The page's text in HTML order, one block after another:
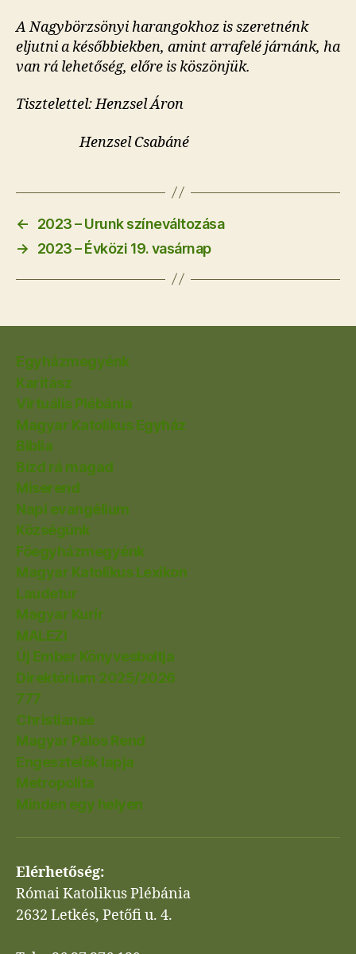
A Nagybörzsönyi harangokhoz is szeretnénk
eljutni a későbbiekben, amint arrafelé járnánk, ha
van rá lehetőség, előre is köszönjük.
Tisztelettel: Henzsel Áron
Henzsel Csabáné
←
2023 – Urunk színeváltozása
→
2023 – Évközi 19. vasárnap
Egyházmegyénk
Karitász
Virtuális Plébánia
Magyar Katolikus Egyház
Biblia
Bízd rá magad
Miserend
Napi evangélium
Községünk
Főegyházmegyénk
Magyar Katolikus Lexikon
Laudetur
Magyar Kurír
MALEZI
Új Ember Könyvesboltja
Direktórium 2025/2026
777
Christianae
Magyar Pálos Rend
Engesztelők lapja
Metropolita
Minden egy helyen
Elérhetőség:
Római Katolikus Plébánia
2632 Letkés, Petőfi u. 4.